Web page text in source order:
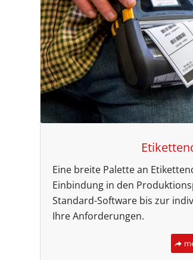
Eine breite Palette an
Einbindung in den
Standard-Software bis zur
Ihre Anforderungen.